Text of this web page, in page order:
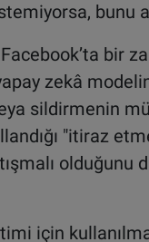
bunu
bir
zekâ
sildirmenin
"itiraz
olduğunu
için